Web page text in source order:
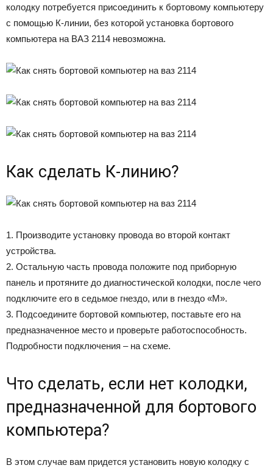
колодку потребуется присоединить к бортовому компьютеру
с помощью К-линии, без которой установка бортового
компьютера на ВАЗ 2114 невозможна.
Как сделать К-линию?
1. Производите установку провода во второй контакт
устройства.
2. Остальную часть провода положите под приборную
панель и протяните до диагностической колодки, после чего
подключите его в седьмое гнездо, или в гнездо «М».
3. Подсоедините бортовой компьютер, поставьте его на
предназначенное место и проверьте работоспособность.
Подробности подключения – на схеме.
Что сделать, если нет колодки,
предназначенной для бортового
компьютера?
В этом случае вам придется установить новую колодку с